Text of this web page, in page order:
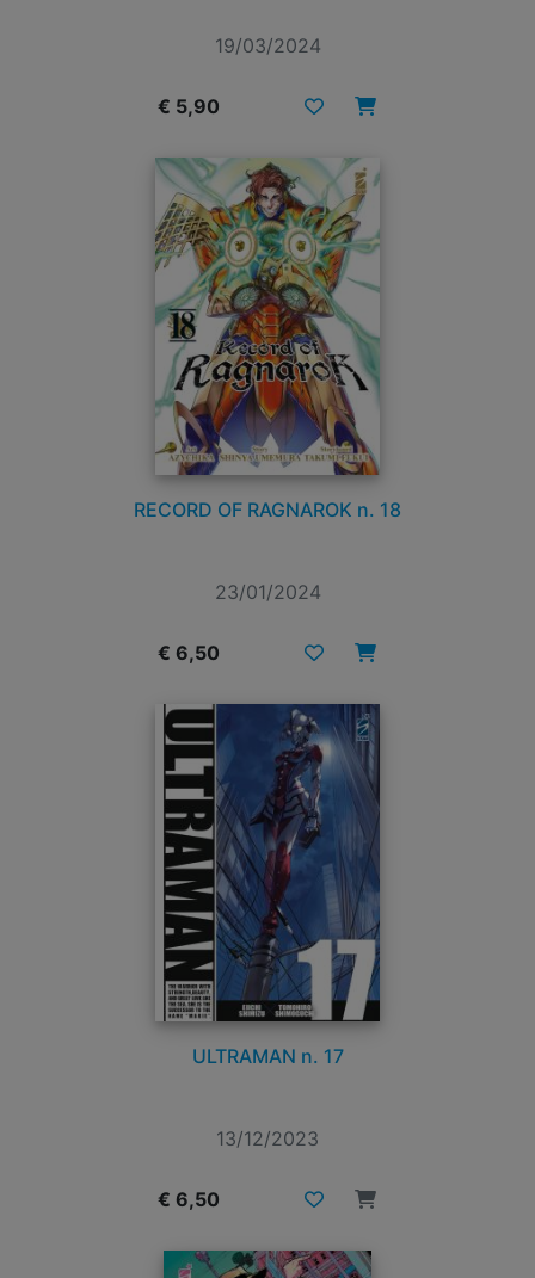
19/03/2024
€ 5,90
RECORD OF RAGNAROK n. 18
23/01/2024
€ 6,50
ULTRAMAN n. 17
13/12/2023
€ 6,50